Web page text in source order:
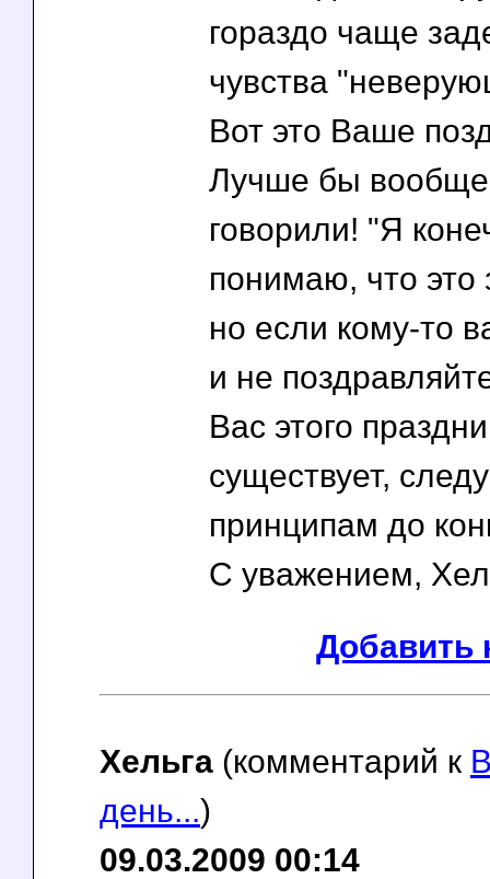
гораздо чаще
чувства
Вот это Ваше
Лучше бы вообще
говорили! "Я
понимаю, что это
но если кому-то
и не
Вас этого
существует,
принципам до
С уважением,
Добавить
Хельга (комментарий к
день...)
09.03.2009 00:14